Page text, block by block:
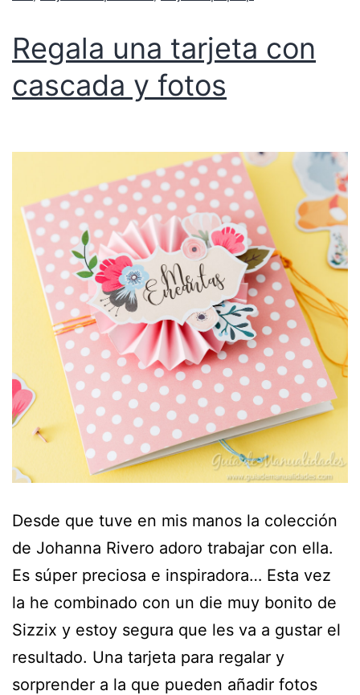
Regala una tarjeta con
cascada y fotos
Desde que tuve en mis manos la colección
de Johanna Rivero adoro trabajar con ella.
Es súper preciosa e inspiradora… Esta vez
la he combinado con un die muy bonito de
Sizzix y estoy segura que les va a gustar el
resultado. Una tarjeta para regalar y
sorprender a la que pueden añadir fotos